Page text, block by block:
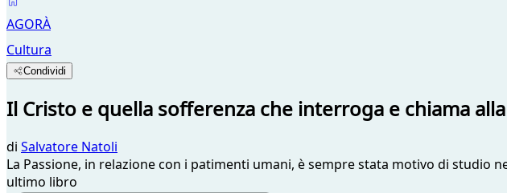
AGORÀ
Cultura
Condividi
Il Cristo e quella sofferenza che interroga e chiama
di Salvatore Natoli
La Passione, in relazione con i patimenti umani, è sempre stata motivo di
ultimo libro